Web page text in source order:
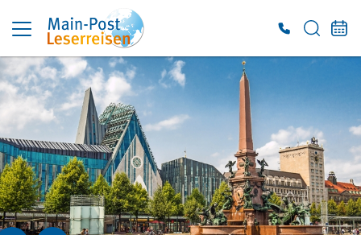
Es konnten keine gültigen Angebote gefunden werden. Bitte wenden Sie sich an
unser Service-Center.